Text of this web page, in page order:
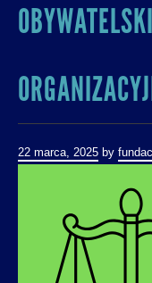
22 marca, 2025 by